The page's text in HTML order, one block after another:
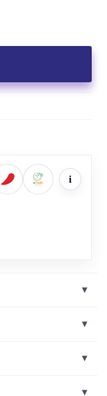
i
▾
▾
▾
▾